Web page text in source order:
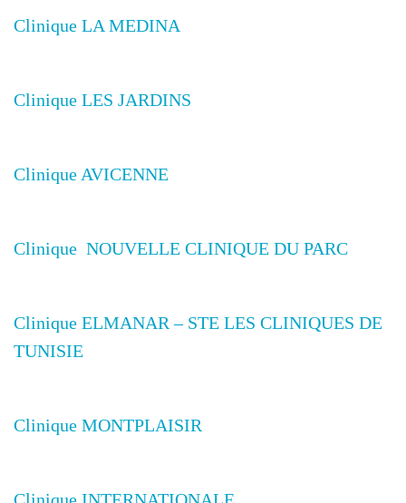
Clinique LA MEDINA
Clinique LES JARDINS
Clinique AVICENNE
Clinique ️ NOUVELLE CLINIQUE DU PARC
Clinique ELMANAR – STE LES CLINIQUES DE
TUNISIE
Clinique MONTPLAISIR